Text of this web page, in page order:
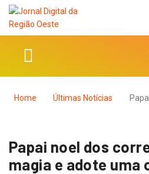
Home Últimas Notícias
Papai noel dos
magia e adote uma